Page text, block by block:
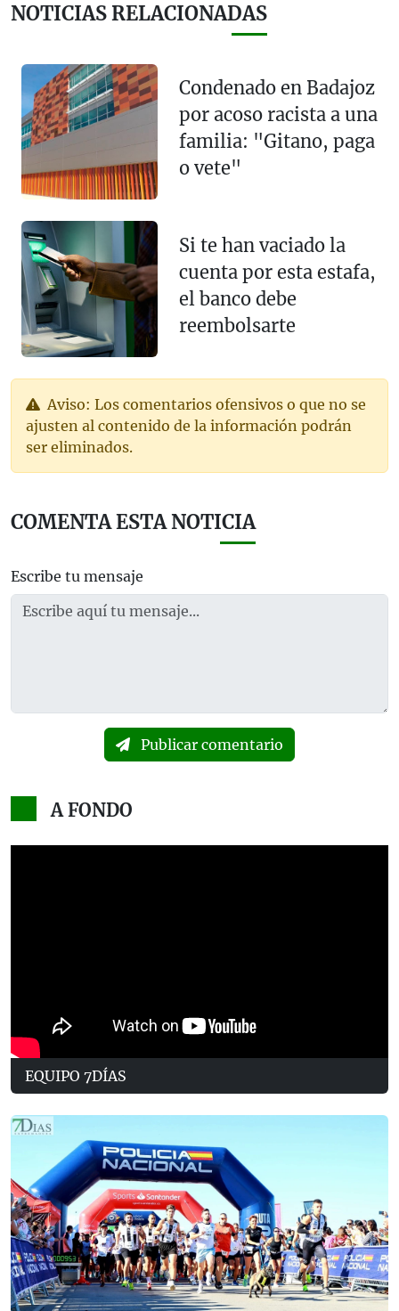
NOTICIAS RELACIONADAS
Condenado en Badajoz
por acoso racista a una
familia: "Gitano, paga
o vete"
Si te han vaciado la
cuenta por esta estafa,
el banco debe
reembolsarte
Aviso: Los comentarios ofensivos o que no se
ajusten al contenido de la información podrán
ser eliminados.
COMENTA ESTA NOTICIA
Escribe tu mensaje
Publicar comentario
A FONDO
EQUIPO 7DÍAS